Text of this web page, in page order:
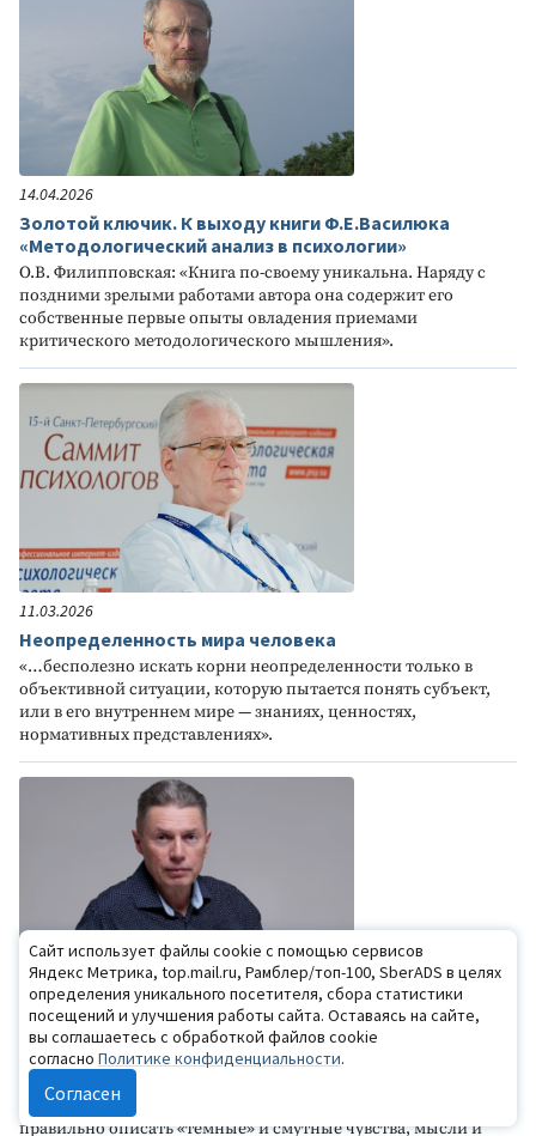
14.04.2026
Золотой ключик. К выходу книги Ф.Е.Василюка
«Методологический анализ в психологии»
О.В. Филипповская: «Книга по-своему уникальна. Наряду с
поздними зрелыми работами автора она содержит его
собственные первые опыты овладения приемами
критического методологического мышления».
11.03.2026
Неопределенность мира человека
«…бесполезно искать корни неопределенности только в
объективной ситуации, которую пытается понять субъект,
или в его внутреннем мире — знаниях, ценностях,
нормативных представлениях».
22.01.2026
Где в мозге спрятано бессознательное?
Нейробиологи уже способны определять зоны мозга,
участвующие в неосознаваемых психических процессах, но
без психологов они не смогут наполнить их содержанием,
правильно описать «темные» и смутные чувства, мысли и
Сайт использует файлы cookie с помощью сервисов
Яндекс Метрика, top.mail.ru, Рамблер/топ-100, SberADS в целях
определения уникального посетителя, сбора статистики
посещений и улучшения работы сайта. Оставаясь на сайте,
вы соглашаетесь с обработкой файлов cookie
согласно Политике конфиденциальности.
Согласен